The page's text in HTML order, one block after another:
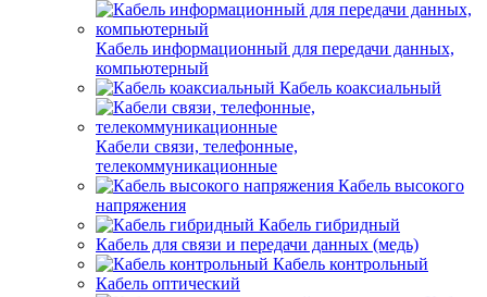
Кабель информационный для передачи данных,
компьютерный
Кабель коаксиальный
Кабели связи, телефонные,
телекоммуникационные
Кабель высокого
напряжения
Кабель гибридный
Кабель для связи и передачи данных (медь)
Кабель контрольный
Кабель оптический